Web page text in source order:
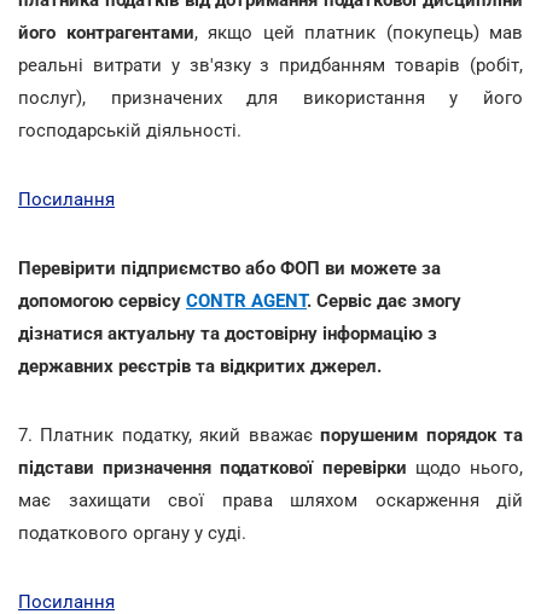
його контрагентами, якщо цей платник (покупець) мав
реальні витрати у зв'язку з придбанням товарів (робіт,
послуг), призначених для використання у його
господарській діяльності.
Посилання
Перевірити підприємство або ФОП ви можете за
допомогою сервісу CONTR AGENT. Сервіс дає змогу
дізнатися актуальну та достовірну інформацію з
державних реєстрів та відкритих джерел.
7. Платник податку, який вважаєпорушеним порядок та
підстави призначення податкової перевірки щодо нього,
має захищати свої права шляхом оскарження дій
податкового органу у суді.
Посилання